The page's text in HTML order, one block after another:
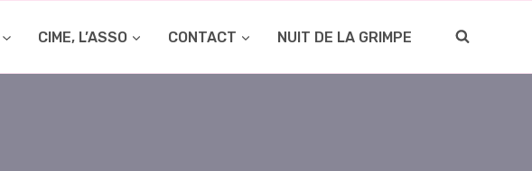
CIME, L’ASSO CONTACT NUIT DE LA GRIMPE